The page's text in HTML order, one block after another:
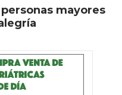
mayores